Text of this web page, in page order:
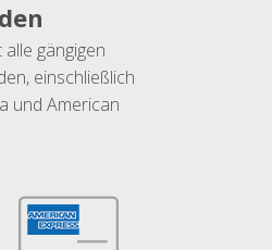
gängigen
einschließlich
und American